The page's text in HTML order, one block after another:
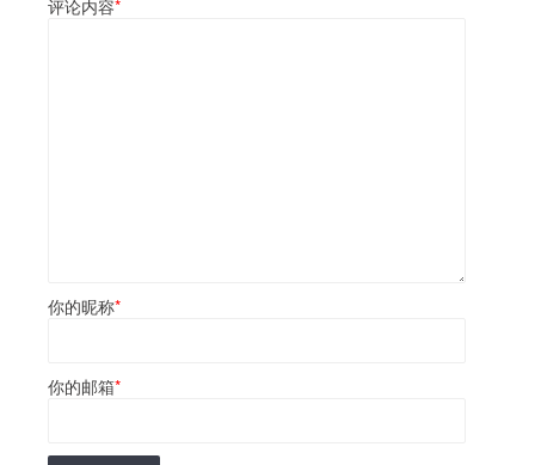
评论内容*
你的昵称*
你的邮箱*